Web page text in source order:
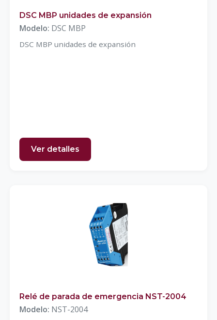
DSC MBP unidades de expansión
Modelo: DSC MBP
DSC MBP unidades de expansión
Ver detalles
Relé de parada de emergencia NST-2004
Modelo: NST-2004